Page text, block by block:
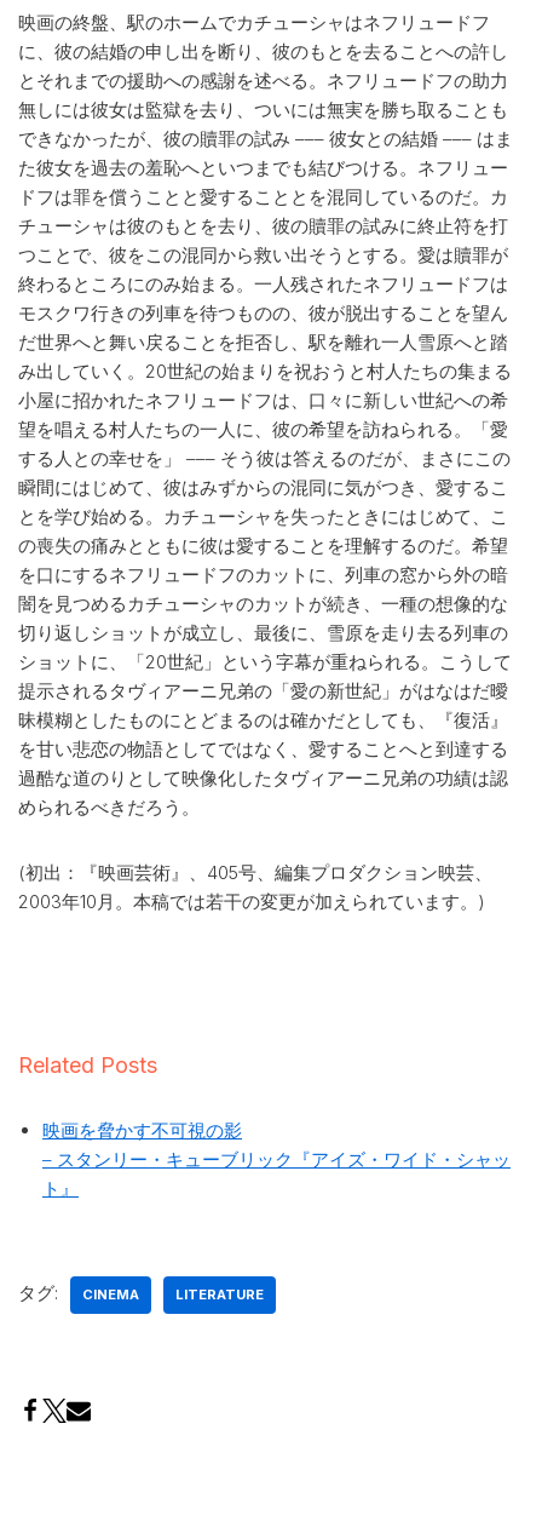
映画の終盤、駅のホームでカチューシャはネフリュードフ
に、彼の結婚の申し出を断り、彼のもとを去ることへの許し
とそれまでの援助への感謝を述べる。ネフリュードフの助力
無しには彼女は監獄を去り、ついには無実を勝ち取ることも
できなかったが、彼の贖罪の試み ––– 彼女との結婚 ––– はま
た彼女を過去の羞恥へといつまでも結びつける。ネフリュー
ドフは罪を償うことと愛することとを混同しているのだ。カ
チューシャは彼のもとを去り、彼の贖罪の試みに終止符を打
つことで、彼をこの混同から救い出そうとする。愛は贖罪が
終わるところにのみ始まる。一人残されたネフリュードフは
モスクワ行きの列車を待つものの、彼が脱出することを望ん
だ世界へと舞い戻ることを拒否し、駅を離れ一人雪原へと踏
み出していく。20世紀の始まりを祝おうと村人たちの集まる
小屋に招かれたネフリュードフは、口々に新しい世紀への希
望を唱える村人たちの一人に、彼の希望を訪ねられる。「愛
する人との幸せを」 ––– そう彼は答えるのだが、まさにこの
瞬間にはじめて、彼はみずからの混同に気がつき、愛するこ
とを学び始める。カチューシャを失ったときにはじめて、こ
の喪失の痛みとともに彼は愛することを理解するのだ。希望
を口にするネフリュードフのカットに、列車の窓から外の暗
闇を見つめるカチューシャのカットが続き、一種の想像的な
切り返しショットが成立し、最後に、雪原を走り去る列車の
ショットに、「20世紀」という字幕が重ねられる。こうして
提示されるタヴィアーニ兄弟の「愛の新世紀」がはなはだ曖
昧模糊としたものにとどまるのは確かだとしても、『復活』
を甘い悲恋の物語としてではなく、愛することへと到達する
過酷な道のりとして映像化したタヴィアーニ兄弟の功績は認
められるべきだろう。
(初出：『映画芸術』、405号、編集プロダクション映芸、
2003年10月。本稿では若干の変更が加えられています。)
Related Posts
映画を脅かす不可視の影
– スタンリー・キューブリック『アイズ・ワイド・シャッ
ト』
タグ: CINEMA LITERATURE